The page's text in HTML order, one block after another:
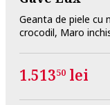
Geanta de piele cu
crocodil, Maro
1.51350 lei